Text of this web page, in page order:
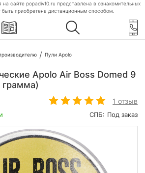
на сайте popadiv10.ru представлена в ознакомительных
приобретена дистанционным способом.
Пули Apolo
Apolo Air Boss Domed 9
1 отзыв
СПБ: Под заказ